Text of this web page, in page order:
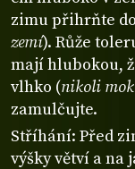
zimu přihrňte
zemí). Růže
mají hlubokou,
vlhko (nikoli
zamulčujte.
Stříhání: Před
výšky větví a na